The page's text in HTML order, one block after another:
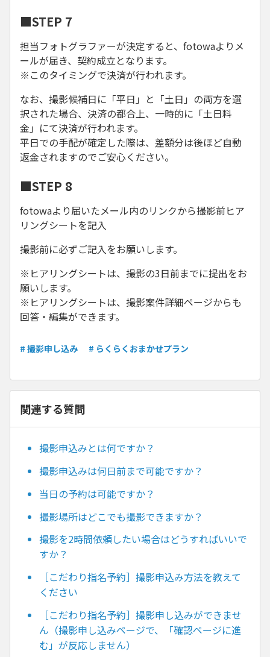
■STEP 7
担当フォトグラファーが決定すると、fotowaよりメ
ールが届き、契約成立となります。
※このタイミングで決済が行われます。
なお、撮影候補日に「平日」と「土日」の両方を選
択された場合、決済の都合上、一時的に「土日料
金」にて決済が行われます。
平日での手配が確定した際は、差額分は後ほど自動
返金されますのでご安心ください。
■STEP 8
fotowaより届いたメール内のリンクから撮影前ヒア
リングシートを記入
撮影前に必ずご記入をお願いします。
※ヒアリングシートは、撮影の3日前までに提出をお
願いします。
※ヒアリングシートは、撮影案件詳細ページからも
回答・編集ができます。
# 撮影申し込み # らくらくおまかせプラン
関連する質問
撮影申込みとは何ですか？
撮影申込みは何日前まで可能ですか？
当日の予約は可能ですか？
撮影場所はどこでも撮影できますか？
撮影を2時間依頼したい場合はどうすればいいで
すか？
［こだわり指名予約］撮影申込み方法を教えて
ください
［こだわり指名予約］撮影申し込みができませ
ん（撮影申し込みページで、「確認ページに進
む」が反応しません）